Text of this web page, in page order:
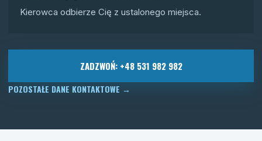
Kierowca odbierze Cię z ustalonego miejsca.
ZADZWOŃ: +48 531 982 982
POZOSTAŁE DANE KONTAKTOWE →